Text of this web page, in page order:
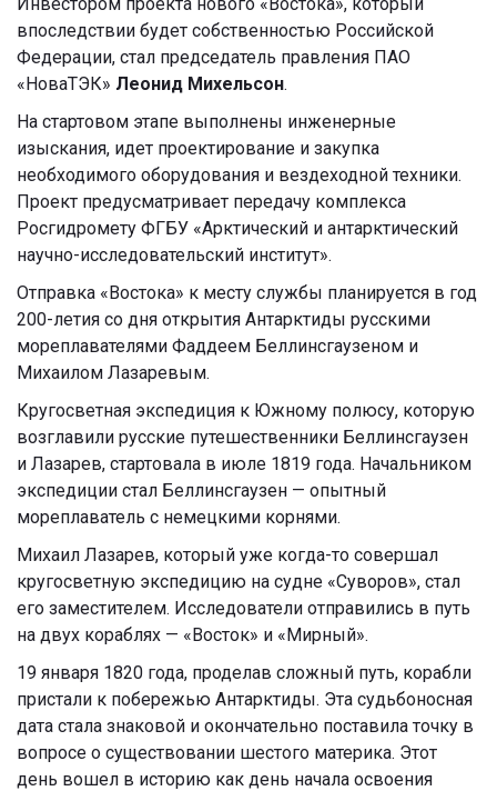
впоследствии будет собственностью Российской
Федерации, стал председатель правления ПАО
«НоваТЭК» Леонид Михельсон.
На стартовом этапе выполнены инженерные
изыскания, идет проектирование и закупка
необходимого оборудования и вездеходной техники.
Проект предусматривает передачу комплекса
Росгидромету ФГБУ «Арктический и антарктический
научно-исследовательский институт».
Отправка «Востока» к месту службы планируется в год
200-летия со дня открытия Антарктиды русскими
мореплавателями Фаддеем Беллинсгаузеном и
Михаилом Лазаревым.
Кругосветная экспедиция к Южному полюсу, которую
возглавили русские путешественники Беллинсгаузен
и Лазарев, стартовала в июле 1819 года. Начальником
экспедиции стал Беллинсгаузен — опытный
мореплаватель с немецкими корнями.
Михаил Лазарев, который уже когда-то совершал
кругосветную экспедицию на судне «Суворов», стал
его заместителем. Исследователи отправились в путь
на двух кораблях — «Восток» и «Мирный».
19 января 1820 года, проделав сложный путь, корабли
пристали к побережью Антарктиды. Эта судьбоносная
дата стала знаковой и окончательно поставила точку в
вопросе о существовании шестого материка. Этот
день вошел в историю как день начала освоения